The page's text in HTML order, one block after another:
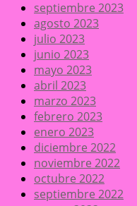
septiembre 2023
agosto 2023
julio 2023
junio 2023
mayo 2023
abril 2023
marzo 2023
febrero 2023
enero 2023
diciembre 2022
noviembre 2022
octubre 2022
septiembre 2022